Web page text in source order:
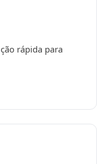
rápida para